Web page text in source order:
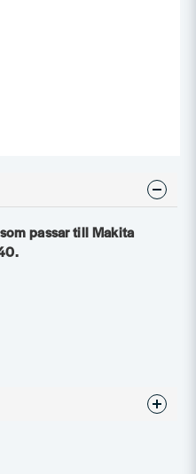
passar till Makita